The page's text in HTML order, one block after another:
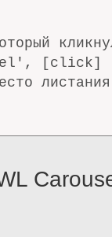
[click]
листания